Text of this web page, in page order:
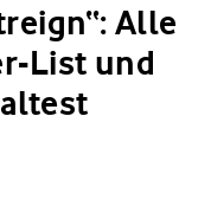
Alle
List und